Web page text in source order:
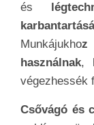
és
Munkájukhoz
használnak,
végezhessék
Csővágó és